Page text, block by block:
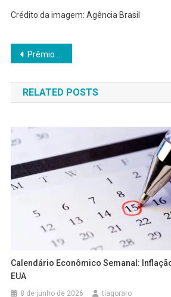
Crédito da imagem: Agência Brasil
Navegação
de
Post
Prêmio Comunicação Colaboradores 2026: Consolidação e Crescimento
RELATED POSTS
Calendário Econômico Semanal:
EUA
8 de junho de 2026 tiagoraro